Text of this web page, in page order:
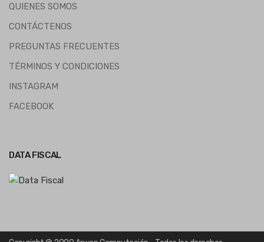
QUIENES SOMOS
CONTÁCTENOS
PREGUNTAS FRECUENTES
TÉRMINOS Y CONDICIONES
INSTAGRAM
FACEBOOK
DATA FISCAL